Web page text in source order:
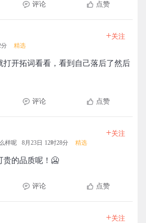
评论 点赞
分 精选
+关注
打开拓词看看，看到自己落后了然后
评论 点赞
样呢 8月23日 12时28分 精选
+关注
贵的品质呢！🥶
评论 点赞
+关注